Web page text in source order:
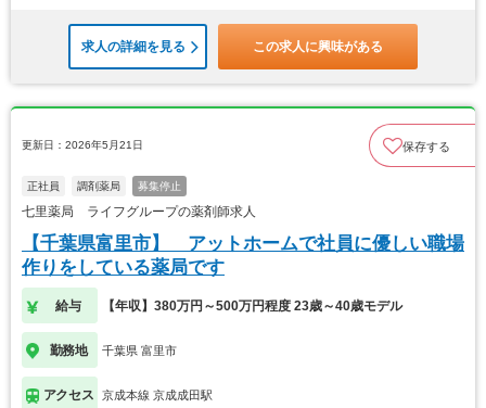
求人の詳細を見る この求人に興味がある
更新日：2026年5月21日 保存する
正社員 調剤薬局 募集停止
七里薬局 ライフグループの薬剤師求人
【千葉県富里市】 アットホームで社員に優しい職場
作りをしている薬局です
給与 【年収】380万円～500万円程度 23歳～40歳モデル
勤務地 千葉県 富里市
アクセス 京成本線 京成成田駅